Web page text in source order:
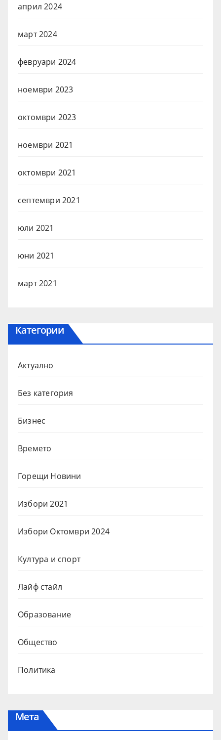
април 2024
март 2024
февруари 2024
ноември 2023
октомври 2023
ноември 2021
октомври 2021
септември 2021
юли 2021
юни 2021
март 2021
Категории
Актуално
Без категория
Бизнес
Времето
Горещи Новини
Избори 2021
Избори Октомври 2024
Култура и спорт
Лайф стайл
Образование
Общество
Политика
Мета